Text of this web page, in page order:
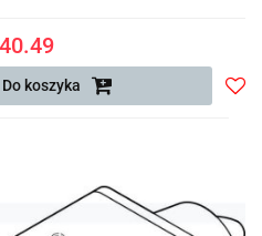
Do koszyka